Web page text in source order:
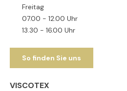
Freitag
07.00 - 12.00 Uhr
13.30 - 16.00 Uhr
So finden Sie uns
VISCOTEX